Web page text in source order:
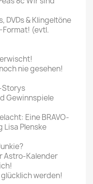
DVDs & Klingeltöne
Format! (evtl.
nie gesehen!
Storys
Gewinnspiele
Eine BRAVO-
Lisa Plenske
Astro-Kalender
werden!